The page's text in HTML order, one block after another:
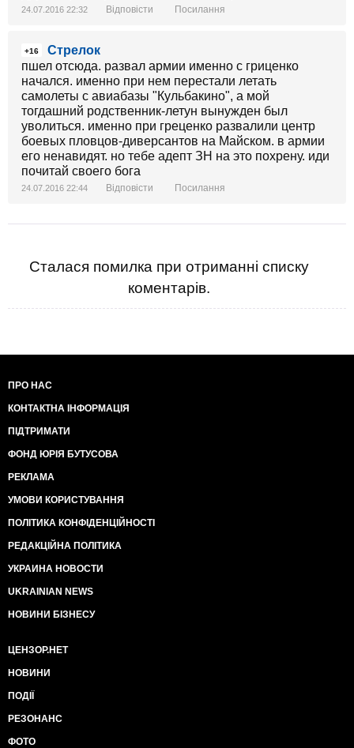
24.07.2016 22:32 Відповісти Посилання
+16
Стрелок
пшел отсюда. развал армии именно с гриценко
начался. именно при нем перестали летать
самолеты с авиабазы "Кульбакино", а мой
тогдашний родственник-летун вынужден был
уволиться. именно при греценко развалили центр
боевых пловцов-диверсантов на Майском. в армии
его ненавидят. но тебе адепт ЗН на это похрену. иди
почитай своего бога
24.07.2016 22:44 Відповісти Посилання
Сталася помилка при отриманні списку
коментарів.
ПРО НАС
КОНТАКТНА ІНФОРМАЦІЯ
ПІДТРИМАТИ
ФОНД ЮРІЯ БУТУСОВА
РЕКЛАМА
УМОВИ КОРИСТУВАННЯ
ПОЛІТИКА КОНФІДЕНЦІЙНОСТІ
РЕДАКЦІЙНА ПОЛІТИКА
УКРАИНА НОВОСТИ
UKRAINIAN NEWS
НОВИНИ БІЗНЕСУ
ЦЕНЗОР.НЕТ
НОВИНИ
ПОДІЇ
РЕЗОНАНС
ФОТО